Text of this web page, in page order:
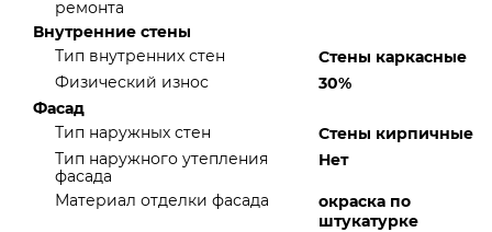
ремонта
Внутренние стены
Тип внутренних стен
Стены каркасные
Физический износ
30%
Фасад
Тип наружных стен
Стены кирпичные
Тип наружного утепления
фасада
Нет
Материал отделки фасада
окраска по
штукатурке